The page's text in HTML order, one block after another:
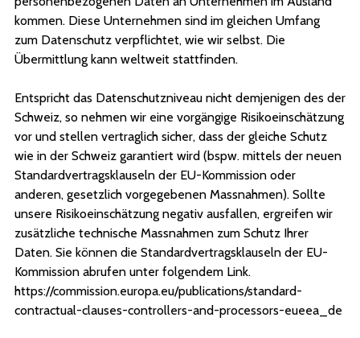
kommen. Diese Unternehmen sind im gleichen Umfang
zum Datenschutz verpflichtet, wie wir selbst. Die
Übermittlung kann weltweit stattfinden.
Entspricht das Datenschutzniveau nicht demjenigen des der
Schweiz, so nehmen wir eine vorgängige Risikoeinschätzung
vor und stellen vertraglich sicher, dass der gleiche Schutz
wie in der Schweiz garantiert wird (bspw. mittels der neuen
Standardvertragsklauseln der EU-Kommission oder
anderen, gesetzlich vorgegebenen Massnahmen). Sollte
unsere Risikoeinschätzung negativ ausfallen, ergreifen wir
zusätzliche technische Massnahmen zum Schutz Ihrer
Daten. Sie können die Standardvertragsklauseln der EU-
Kommission abrufen unter folgendem Link.
https://commission.europa.eu/publications/standard-
contractual-clauses-controllers-and-processors-eueea_de